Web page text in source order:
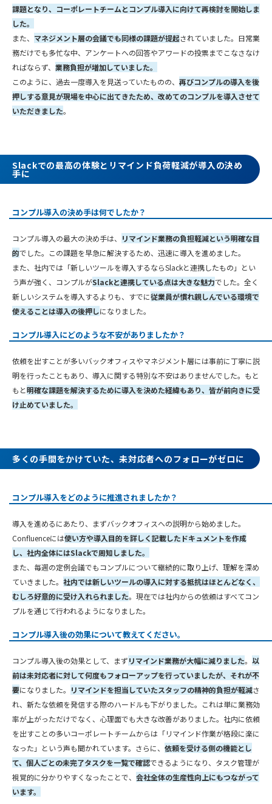
課題となり、コーポレートチームとコンプル導入に向けて再検討を開始しま
した。
また、 マネジメント層の会議でも同様の課題が提起されていました。日常業
務だけでも多忙な中、アンケートへの回答やアワードの投票までこなさなけ
ればならず、 業務負担が増加していました。
このように、過去一度導入を見送っていたものの、 再びコンプルの導入を後
押しする意見が現場を中心に出てきたため、改めてのコンプルを導入させて
いただきました。
Slackでの最高の体験とリマインド負荷軽減が導入の決め
手に
コンプル導入の決め手は何でしたか？
コンプル導入の最大の決め手は、
リマインド業務の負担軽減という明確な目
的でした。この課題を早急に解決するため、迅速に導入を進めました。
また、社内では「新しいツールを導入するならSlackと連携したもの」とい
う声が強く、コンプルがSlackと連携している点は大きな魅力でした。全く
新しいシステムを導入するよりも、すでに従業員が慣れ親しんでいる環境で
使えることは導入の後押しになりました。
コンプル導入にどのような不安がありましたか？
依頼を出すことが多いバックオフィスやマネジメント層には事前に丁寧に説
明を行ったこともあり、導入に関する特別な不安はありませんでした。もと
もと明確な課題を解決するために導入を決めた経緯もあり、皆が前向きに受
け止めていました。
多くの手間をかけていた、未対応者へのフォローがゼロに
コンプル導入をどのように推進されましたか？
導入を進めるにあたり、まずバックオフィスへの説明から始めました。
Confluenceには使い方や導入目的を詳しく記載したドキュメントを作成
し、社内全体にはSlackで周知しました。
また、毎週の定例会議でもコンプルについて継続的に取り上げ、理解を深め
ていきました。 社内では新しいツールの導入に対する抵抗はほとんどなく、
むしろ好意的に受け入れられました。現在では社内からの依頼はすべてコン
プルを通じて行われるようになりました。
コンプル導入後の効果について教えてください。
コンプル導入後の効果として、まずリマインド業務が大幅に減りました。 以
前は未対応者に対して何度もフォローアップを行っていましたが、それが不
要になりました。 リマインドを担当していたスタッフの精神的負担が軽減さ
れ、新たな依頼を発信する際のハードルも下がりました。これは単に業務効
率が上がっただけでなく、心理面でも大きな改善がありました。社内に依頼
を出すことの多いコーポレートチームからは「リマインド作業が格段に楽に
なった」という声も聞かれています。さらに、 依頼を受ける側の機能とし
て、個人ごとの未完了タスクを一覧で確認できるようになり、タスク管理が
視覚的に分かりやすくなったことで、 会社全体の生産性向上にもつながって
います。